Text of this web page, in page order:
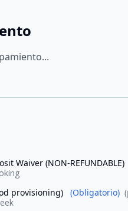
Waiver (NON-REFUNDABLE)
provisioning)
(Obligatorio)